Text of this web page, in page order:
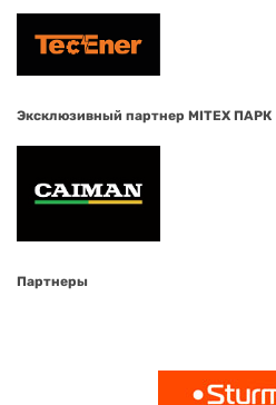
Эксклюзивный партнер MITEX ПАРК
Партнеры